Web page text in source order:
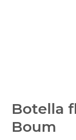
Botella
Boum